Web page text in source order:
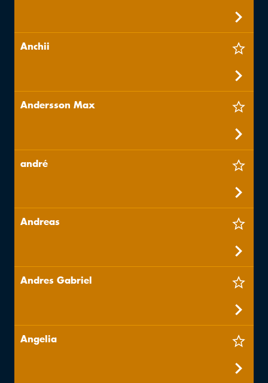
Anchii
Andersson Max
andré
Andreas
Andres Gabriel
Angelia